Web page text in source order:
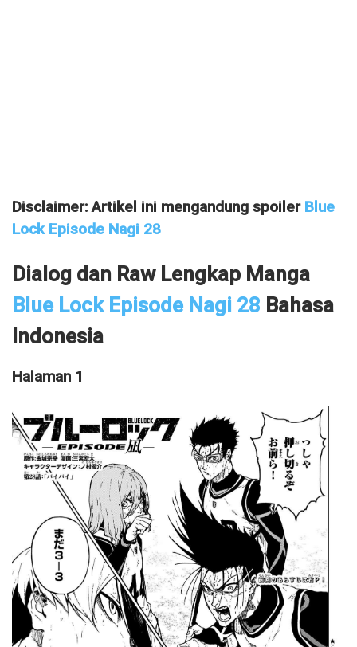
Disclaimer: Artikel ini mengandung spoiler Blue
Lock Episode Nagi 28
Dialog dan Raw Lengkap Manga
Blue Lock Episode Nagi 28 Bahasa
Indonesia
Halaman 1